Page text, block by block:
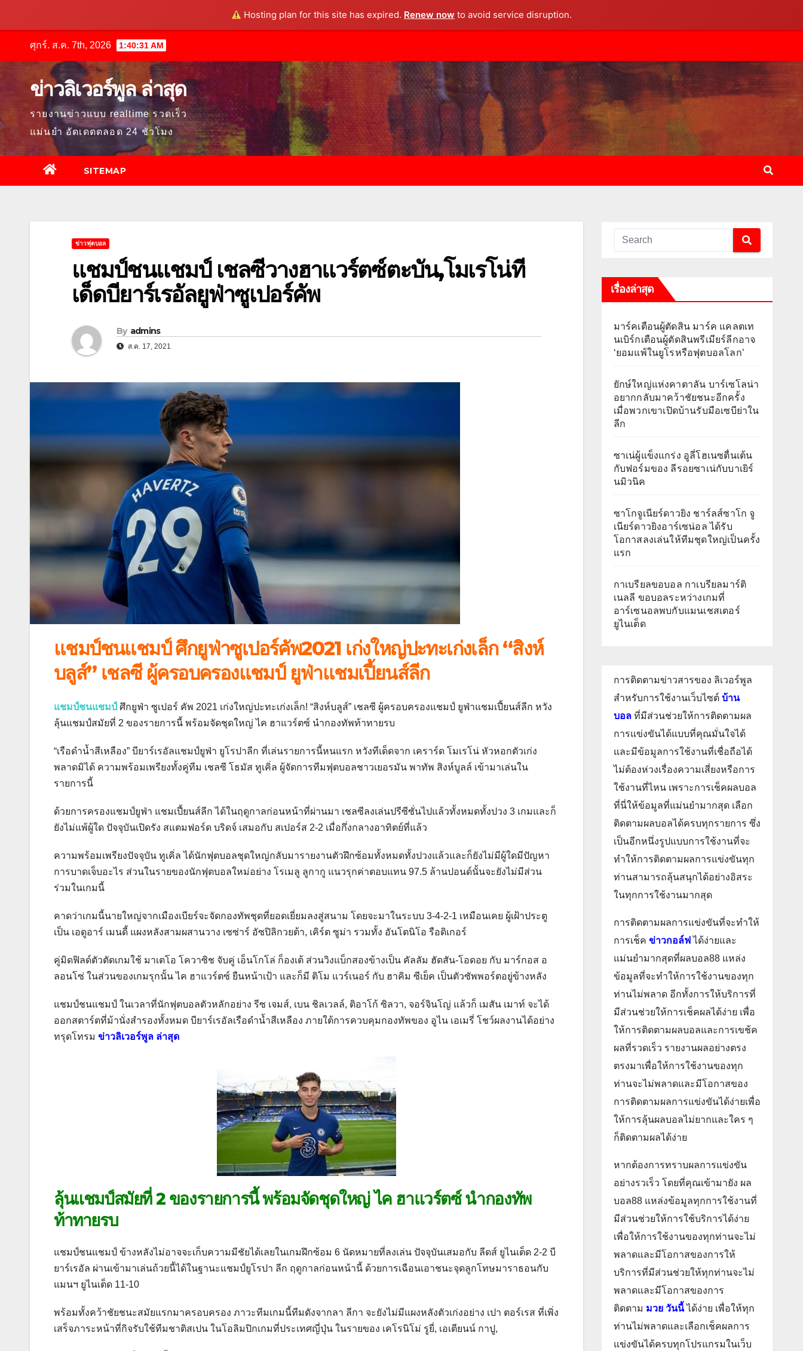
Hosting plan for this site has expired. Renew now to avoid service disruption.
ศุกร์. ส.ค. 7th, 2026 1:40:33 AM
ข่าวลิเวอร์พูล ล่าสุด
รายงานข่าวแบบ realtime รวดเร็ว
แม่นยำ อัตเดตตลอด 24 ชั่วโมง
SITEMAP
ข่าวฟุตบอล
แชมป์ชนแชมป์ เชลซีวางฮาแวร์ตซ์ตะบัน,โมเรโน่ที
เด็ดบียาร์เรอัลยูฟ่าซูเปอร์คัพ
By admins
ส.ค. 17, 2021
แชมป์ชนแชมป์ ศึกยูฟ่าซูเปอร์คัพ2021 เก่งใหญ่ปะทะเก่งเล็ก “สิงห์
บลูส์” เชลซี ผู้ครอบครองแชมป์ ยูฟ่าแชมเปี้ยนส์ลีก
แชมป์ชนแชมป์ ศึกยูฟ่า ซูเปอร์ คัพ 2021 เก่งใหญ่ปะทะเก่งเล็ก! “สิงห์บลูส์” เชลซี ผู้ครอบครองแชมป์ ยูฟ่าแชมเปี้ยนส์ลีก หวัง
ลุ้นแชมป์สมัยที่ 2 ของรายการนี้ พร้อมจัดชุดใหญ่ ไค ฮาแวร์ตซ์ นำกองทัพท้าทายรบ
“เรือดำน้ำสีเหลือง” บียาร์เรอัลแชมป์ยูฟ่า ยูโรปาลีก ที่เล่นรายการนี้หนแรก หวังทีเด็ดจาก เคราร์ด โมเรโน่ หัวหอกตัวเก่ง
พลาดมิได้ ความพร้อมเพรียงทั้งคู่ทีม เชลซี โธมัส ทูเคิ่ล ผู้จัดการทีมฟุตบอลชาวเยอรมัน พาทัพ สิงห์บูลล์ เข้ามาเล่นใน
รายการนี้
ด้วยการครองแชมป์ยูฟ่า แชมเปี้ยนส์ลีก ได้ในฤดูกาลก่อนหน้าที่ผ่านมา เชลซีลงเล่นปรีซีซั่นไปแล้วทั้งหมดทั้งปวง 3 เกมและก็
ยังไม่แพ้ผู้ใด ปัจจุบันเปิดรัง สแตมฟอร์ด บริดจ์ เสมอกับ สเปอร์ส 2-2 เมื่อกึ่งกลางอาทิตย์ที่แล้ว
ความพร้อมเพรียงปัจจุบัน ทูเคิ่ล ได้นักฟุตบอลชุดใหญ่กลับมารายงานตัวฝึกซ้อมทั้งหมดทั้งปวงแล้วและก็ยังไม่มีผู้ใดมีปัญหา
การบาดเจ็บอะไร ส่วนในรายของนักฟุตบอลใหม่อย่าง โรเมลู ลูกากู แนวรุกค่าตอบแทน 97.5 ล้านปอนด์นั้นจะยังไม่มีส่วน
ร่วมในเกมนี้
คาดว่าเกมนี้นายใหญ่จากเมืองเบียร์จะจัดกองทัพชุดที่ยอดเยี่ยมลงสู่สนาม โดยจะมาในระบบ 3-4-2-1 เหมือนเคย ผู้เฝ้าประตู
เป็น เอดูอาร์ เมนดี้ แผงหลังสามผสานวาง เซซ่าร์ อัซปิลิกวยต้า, เคิร์ต ซูม่า รวมทั้ง อันโตนิโอ รือดิเกอร์
คู่มิดฟิลด์ตัวตัดเกมใช้ มาเตโอ โควาซิช จับคู่ เอ็นโกโล่ ก็องเต้ ส่วนวิงแบ็กสองข้างเป็น คัลลัม ฮัดสัน-โอดอย กับ มาร์กอส อ
ลอนโซ่ ในส่วนของเกมรุกนั้น ไค ฮาแวร์ตซ์ ยืนหน้าเป้า และก็มี ติโม แวร์เนอร์ กับ ฮาคิม ซีเย็ค เป็นตัวซัพพอร์ตอยู่ข้างหลัง
แชมป์ชนแชมป์ ในเวลาที่นักฟุตบอลตัวหลักอย่าง รีซ เจมส์, เบน ชิลเวลล์, ติอาโก้ ซิลวา, จอร์จินโญ่ แล้วก็ เมสัน เมาท์ จะได้
ออกสตาร์ตที่ม้านั่งสำรองทั้งหมด บียาร์เรอัลเรือดำน้ำสีเหลือง ภายใต้การควบคุมกองทัพของ อูไน เอเมรี่ โชว์ผลงานได้อย่าง
ทรุดโทรม ข่าวลิเวอร์พูล ล่าสุด
ลุ้นแชมป์สมัยที่ 2 ของรายการนี้ พร้อมจัดชุดใหญ่ ไค ฮาแวร์ตซ์ นำกองทัพ
ท้าทายรบ
แชมป์ชนแชมป์ ข้างหลังไม่อาจจะเก็บความมีชัยได้เลยในเกมฝึกซ้อม 6 นัดหมายที่ลงเล่น ปัจจุบันเสมอกับ ลีดส์ ยูไนเต็ด 2-2 บี
ยาร์เรอัล ผ่านเข้ามาเล่นถ้วยนี้ได้ในฐานะแชมป์ยูโรปา ลีก ฤดูกาลก่อนหน้านี้ ด้วยการเฉือนเอาชนะจุดลูกโทษมาราธอนกับ
แมนฯ ยูไนเต็ด 11-10
พร้อมทั้งคว้าชัยชนะสมัยแรกมาครอบครอง ภาวะทีมเกมนี้ทีมดังจากลา ลีกา จะยังไม่มีแผงหลังตัวเก่งอย่าง เปา ตอร์เรส ที่เพิ่ง
เสร็จภาระหน้าที่กิจรับใช้ทีมชาติสเปน ในโอลิมปิกเกมที่ประเทศญี่ปุ่น ในรายของ เคโรนิโม่ รูยี่, เอเตียนน์ กาปู,
เรื่องล่าสุด
มาร์คเตือนผู้ตัดสิน มาร์ค แคลตเท
นเบิร์กเตือนผู้ตัดสินพรีเมียร์ลีกอาจ
‘ยอมแพ้ในยูโรหรือฟุตบอลโลก’
ยักษ์ใหญ่แห่งคาตาลัน บาร์เซโลน่า
อยากกลับมาคว้าชัยชนะอีกครั้ง
เมื่อพวกเขาเปิดบ้านรับมือเซบีย่าใน
ลีก
ซาเน่ผู้แข็งแกร่ง อูลี่โฮเนซตื่นเต้น
กับฟอร์มของ ลีรอยซาเน่กับบาเยิร์
นมิวนิค
ซาโกจูเนียร์ดาวยิง ชาร์ลส์ซาโก จู
เนียร์ดาวยิงอาร์เซน่อล ได้รับ
โอกาสลงเล่นให้ทีมชุดใหญ่เป็นครั้ง
แรก
กาเบรียลขอบอล กาเบรียลมาร์ติ
เนลลี ขอบอลระหว่างเกมที่
อาร์เซนอลพบกับแมนเชสเตอร์
ยูไนเต็ด
การติดตามข่าวสารของ ลิเวอร์พูล
สำหรับการใช้งานเว็บไซต์ บ้าน
บอล ที่มีส่วนช่วยให้การติดตามผล
การแข่งขันได้แบบที่คุณมั่นใจได้
และมีข้อมูลการใช้งานที่เชื่อถือได้
ไม่ต้องห่วงเรื่องความเสี่ยงหรือการ
ใช้งานที่ไหน เพราะการเช็คผลบอล
ที่นี่ให้ข้อมูลที่แม่นยำมากสุด เลือก
ติดตามผลบอลได้ครบทุกรายการ ซึ่ง
เป็นอีกหนึ่งรูปแบบการใช้งานที่จะ
ทำให้การติดตามผลการแข่งขันทุก
ท่านสามารถลุ้นสนุกได้อย่างอิสระ
ในทุกการใช้งานมากสุด
การติดตามผลการแข่งขันที่จะทำให้
การเช็ค ข่าวกอล์ฟ ได้ง่ายและ
แม่นยำมากสุดที่ผลบอล88 แหล่ง
ข้อมูลที่จะทำให้การใช้งานของทุก
ท่านไม่พลาด อีกทั้งการให้บริการที่
มีส่วนช่วยให้การเช็คผลได้ง่าย เพื่อ
ให้การติดตามผลบอลและการเขช้ค
ผลที่รวดเร็ว รายงานผลอย่างตรง
ตรงมาเพื่อให้การใช้งานของทุก
ท่านจะไม่พลาดและมีโอกาสของ
การติดตามผลการแข่งขันได้ง่ายเพื่อ
ให้การลุ้นผลบอลไม่ยากและใคร ๆ
ก็ติดตามผลได้ง่าย
หากต้องการทราบผลการแข่งขัน
อย่างรวเร็ว โดยที่คุณเข้ามายัง ผล
บอล88 แหล่งข้อมูลทุกการใช้งานที่
มีส่วนช่วยให้การใช้บริการได้ง่าย
เพื่อให้การใช้งานของทุกท่านจะไม่
พลาดและมีโอกาสของการให้
บริการที่มีส่วนช่วยให้ทุกท่านจะไม่
พลาดและมีโอกาสของการ
ติดตาม มวย วันนี้ ได้ง่าย เพื่อให้ทุก
ท่านไม่พลาดและเลือกเช็คผลการ
แข่งขันได้ครบทุกโปรแกรมในเว็บ